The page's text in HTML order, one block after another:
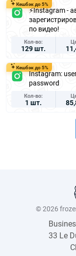
Кешбэк до 5%
⚡️Instagram -
по видео!
Кол-во
129 шт.
Кешбэк до 5%
Instagram:
password
Кол-во
1 шт.
© 2026
33 Le